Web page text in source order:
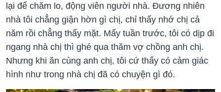
lại để chăm lo, động viên người nhà. Đương nhiên
nhà tôi chẳng giận hờn gì chị, chỉ thấy nhớ chị cả
năm rồi chẳng thấy mặt. Mấy tuần trước, tôi có dịp đi
ngang nhà chị thì ghé qua thăm vợ chồng anh chị.
Nhưng khi ăn cùng anh chị, tôi cứ thấy có cảm giác
hình như trong nhà chị đã có chuyện gì đó.